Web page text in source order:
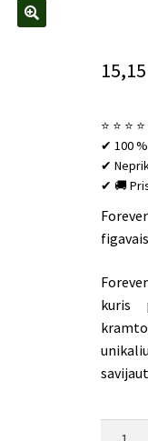
15,15
⭐ ⭐ ⭐ ⭐
✔ 100
✔
✔ 🚚
kuris